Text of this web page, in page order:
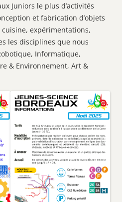
Juniors le plus d’activités
et fabrication d’objets
expérimentations,
les disciplines que nous
Informatique,
& Environnement, Art &